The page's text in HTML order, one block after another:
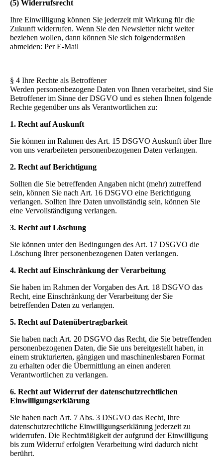
(5) Widerrufsrecht
Ihre Einwilligung können Sie jederzeit mit Wirkung für die
Zukunft widerrufen. Wenn Sie den Newsletter nicht weiter
beziehen wollen, dann können Sie sich folgendermaßen
abmelden: Per E-Mail
§ 4 Ihre Rechte als Betroffener
Werden personenbezogene Daten von Ihnen verarbeitet, sind Sie
Betroffener im Sinne der DSGVO und es stehen Ihnen folgende
Rechte gegenüber uns als Verantwortlichen zu:
1. Recht auf Auskunft
Sie können im Rahmen des Art. 15 DSGVO Auskunft über Ihre
von uns verarbeiteten personenbezogenen Daten verlangen.
2. Recht auf Berichtigung
Sollten die Sie betreffenden Angaben nicht (mehr) zutreffend
sein, können Sie nach Art. 16 DSGVO eine Berichtigung
verlangen. Sollten Ihre Daten unvollständig sein, können Sie
eine Vervollständigung verlangen.
3. Recht auf Löschung
Sie können unter den Bedingungen des Art. 17 DSGVO die
Löschung Ihrer personenbezogenen Daten verlangen.
4. Recht auf Einschränkung der Verarbeitung
Sie haben im Rahmen der Vorgaben des Art. 18 DSGVO das
Recht, eine Einschränkung der Verarbeitung der Sie
betreffenden Daten zu verlangen.
5. Recht auf Datenübertragbarkeit
Sie haben nach Art. 20 DSGVO das Recht, die Sie betreffenden
personenbezogenen Daten, die Sie uns bereitgestellt haben, in
einem strukturierten, gängigen und maschinenlesbaren Format
zu erhalten oder die Übermittlung an einen anderen
Verantwortlichen zu verlangen.
6. Recht auf Widerruf der datenschutzrechtlichen
Einwilligungserklärung
Sie haben nach Art. 7 Abs. 3 DSGVO das Recht, Ihre
datenschutzrechtliche Einwilligungserklärung jederzeit zu
widerrufen. Die Rechtmäßigkeit der aufgrund der Einwilligung
bis zum Widerruf erfolgten Verarbeitung wird dadurch nicht
berührt.